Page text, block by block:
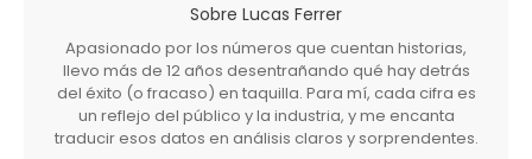
Sobre Lucas Ferrer
Apasionado por los números que cuentan historias,
llevo más de 12 años desentrañando qué hay detrás
del éxito (o fracaso) en taquilla. Para mí, cada cifra es
un reflejo del público y la industria, y me encanta
traducir esos datos en análisis claros y sorprendentes.